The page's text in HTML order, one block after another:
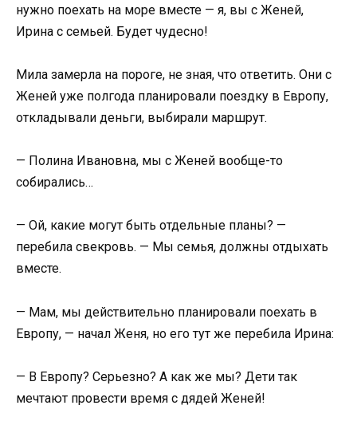
нужно поехать на море вместе — я, вы с Женей,
Ирина с семьей. Будет чудесно!
Мила замерла на пороге, не зная, что ответить. Они с
Женей уже полгода планировали поездку в Европу,
откладывали деньги, выбирали маршрут.
— Полина Ивановна, мы с Женей вообще-то
собирались…
— Ой, какие могут быть отдельные планы? —
перебила свекровь. — Мы семья, должны отдыхать
вместе.
— Мам, мы действительно планировали поехать в
Европу, — начал Женя, но его тут же перебила Ирина:
— В Европу? Серьезно? А как же мы? Дети так
мечтают провести время с дядей Женей!